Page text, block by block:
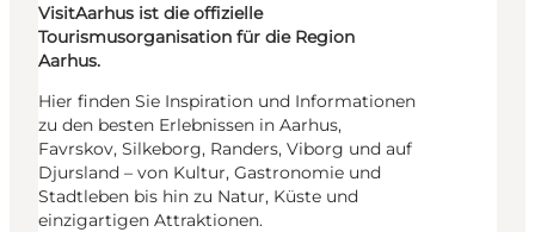
VisitAarhus ist die offizielle
Tourismusorganisation für die Region
Aarhus.
Hier finden Sie Inspiration und Informationen
zu den besten Erlebnissen in Aarhus,
Favrskov, Silkeborg, Randers, Viborg und auf
Djursland – von Kultur, Gastronomie und
Stadtleben bis hin zu Natur, Küste und
einzigartigen Attraktionen.